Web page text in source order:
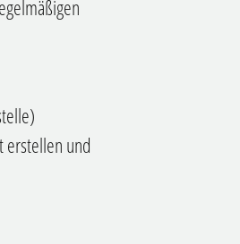
erstellen und